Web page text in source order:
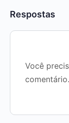
Respostas
Você
comentário.